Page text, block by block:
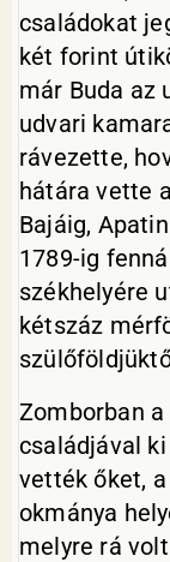
családokat
két forint
már Buda az
udvari
rávezette,
hátára vette
Bajáig,
1789-ig
székhelyére
kétszáz
Zomborban
családjával
vették őket,
okmánya
melyre rá